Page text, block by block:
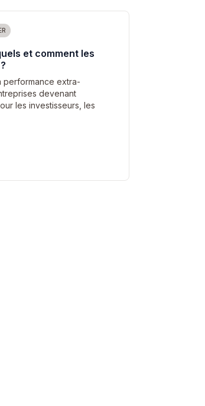
et comment les
performance extra-
devenant
les investisseurs, les